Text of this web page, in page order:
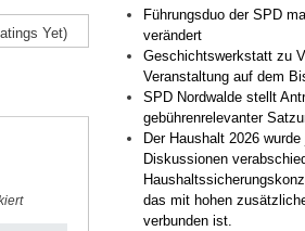
Yet)
Führungsduo der SPD
verändert
Geschichtswerkstatt zu
Veranstaltung auf dem
SPD Nordwalde stellt
gebührenrelevanter
Der Haushalt 2026
Diskussionen
das mit hohen
verbunden ist.